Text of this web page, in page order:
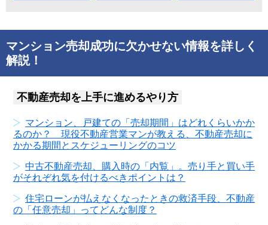
マンション売却成功に欠かせない情報を詳しく
解説！
不動産売却を上手に進めるやり方
マンション、戸建ての「売却期間」はどれくらいかか
るのか？ 現役不動産営業マンが教える、不動産売却に
かかる期間とスケジューリングのコツ
中古不動産売却、購入時の「内覧」。売り手と買い手
がそれぞれ気を付けるべきポイントは？
住宅ローンが払えなくなったときの救済手段、不動産
の「任意売却」ってどんな制度？